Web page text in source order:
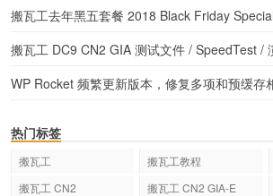
搬瓦工去年黑五套餐 2018 Black Friday
搬瓦工 DC9 CN2 GIA 测试文件 / SpeedTest /
WP Rocket 频繁更新版本，修复多项和预缓存
热门标签
搬瓦工 搬瓦工教程
搬瓦工 CN2
搬瓦工 CN2 GIA-E